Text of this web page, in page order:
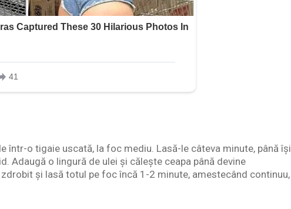
într-o tigaie uscată, la foc mediu. Lasă-le câteva minute, până își
Adaugă o lingură de ulei și călește ceapa până devine
și lasă totul pe foc încă 1-2 minute, amestecând continuu,